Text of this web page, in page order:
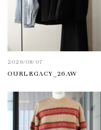
2026/08/07
OURLEGACY_26AW